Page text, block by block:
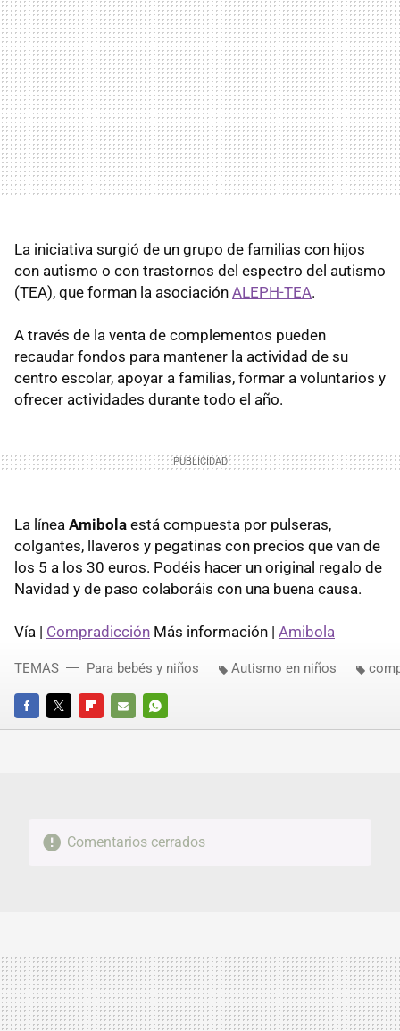
La iniciativa surgió de un grupo de familias con hijos
con autismo o con trastornos del espectro del autismo
(TEA), que forman la asociación ALEPH-TEA.
A través de la venta de complementos pueden
recaudar fondos para mantener la actividad de su
centro escolar, apoyar a familias, formar a voluntarios y
ofrecer actividades durante todo el año.
La línea Amibola está compuesta por pulseras,
colgantes, llaveros y pegatinas con precios que van de
los 5 a los 30 euros. Podéis hacer un original regalo de
Navidad y de paso colaboráis con una buena causa.
Vía | Compradicción Más información | Amibola
FACEBOOKTWITTERFLIPBOARD
E-
WHATSAPP
TEMAS Para bebés y niños Autismo en niños
Comentarios cerrados